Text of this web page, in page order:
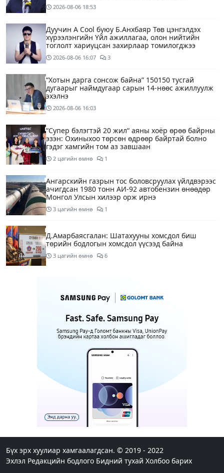
2026-08-06 18:53
Дуучин A Cool буюу Б.Анхбаяр Төв цэнгэлдэх
хүрээлэнгийн Үйл ажиллагаа, олон нийтийн
тоглолт хариуцсан захирлаар томилогджээ
2026-08-06 16:07 3
“Хотын дарга сонсож байна” 150150 тусгай
дугаарыг наймдугаар сарын 14-нөөс ажиллуулж
эхэлнэ
2026-08-06 16:03
“Супер бэлэгтэй 20 жил“ аяны хоёр өрөө байрны
эзэн: Охиныхоо төрсөн өдрөөр байртай болно
гэдэг хамгийн том аз завшаан
2 цагийн өмнө 1
Ангарскийн газрын тос боловсруулах үйлдвэрээс
ачигдсан 1980 тонн АИ-92 автобензин өнөөдөр
Монгол Улсын хилээр орж ирнэ
3 цагийн өмнө 1
Д.Амарбаясгалан: Шатахууны хомсдол биш
төрийн бодлогын хомсдол үүсээд байна
3 цагийн өмнө 6
шугамын хөндлөн сэтэлгээ хийнэ
Нэгдүгээр ангид элсэгчдийн бүртгэлийг энэ
сарын 17-ноос E-Mongolia системээр зохион
Өнөөдөр тэгш тоогоор төгссөн автомашинтай
иргэд 50 хүртэлх мянган төгрөгөнд БЕНЗИН авна
5 цагийн өмнө
анхаарах шаардлагатай
6 цагийн өмнө
Бүх эрх хуулиар хамгаалагдсан. © 2019 - 2022
Эхлэл Редакцийн бодлого Бидний тухай Холбоо барих